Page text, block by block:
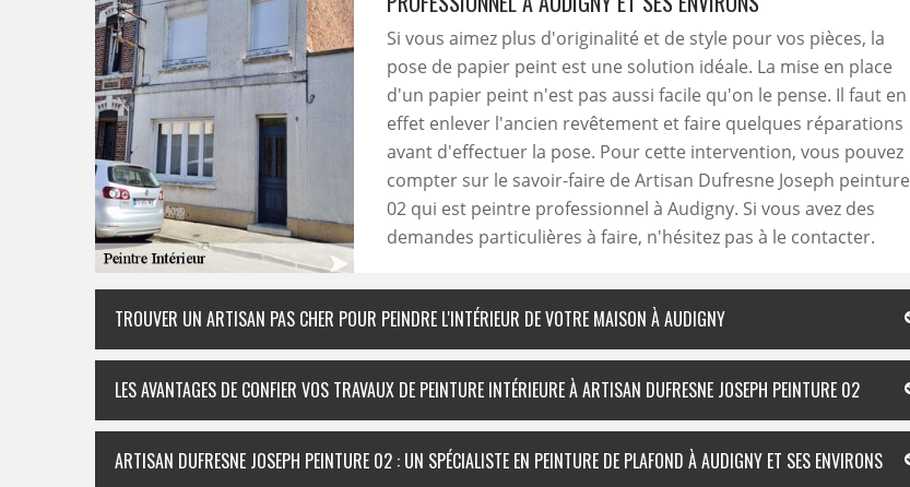
Si vous aimez plus d'originalité et de style pour vos pièces, la
pose de papier peint est une solution idéale. La mise en place
d'un papier peint n'est pas aussi facile qu'on le pense. Il faut en
effet enlever l'ancien revêtement et faire quelques réparations
avant d'effectuer la pose. Pour cette intervention, vous pouvez
compter sur le savoir-faire de Artisan Dufresne Joseph peinture
02 qui est peintre professionnel à Audigny. Si vous avez des
demandes particulières à faire, n'hésitez pas à le contacter.
TROUVER UN ARTISAN PAS CHER POUR PEINDRE L'INTÉRIEUR DE VOTRE MAISON À AUDIGNY
LES AVANTAGES DE CONFIER VOS TRAVAUX DE PEINTURE INTÉRIEURE À ARTISAN DUFRESNE JOSEPH PEINTURE 02
ARTISAN DUFRESNE JOSEPH PEINTURE 02 : UN SPÉCIALISTE EN PEINTURE DE PLAFOND À AUDIGNY ET SES ENVIRONS